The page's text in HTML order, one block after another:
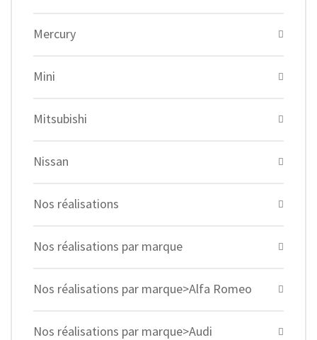
Mercury
Mini
Mitsubishi
Nissan
Nos réalisations
Nos réalisations par marque
Nos réalisations par marque>Alfa Romeo
Nos réalisations par marque>Audi